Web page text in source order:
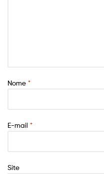
Nome *
E-mail *
Site